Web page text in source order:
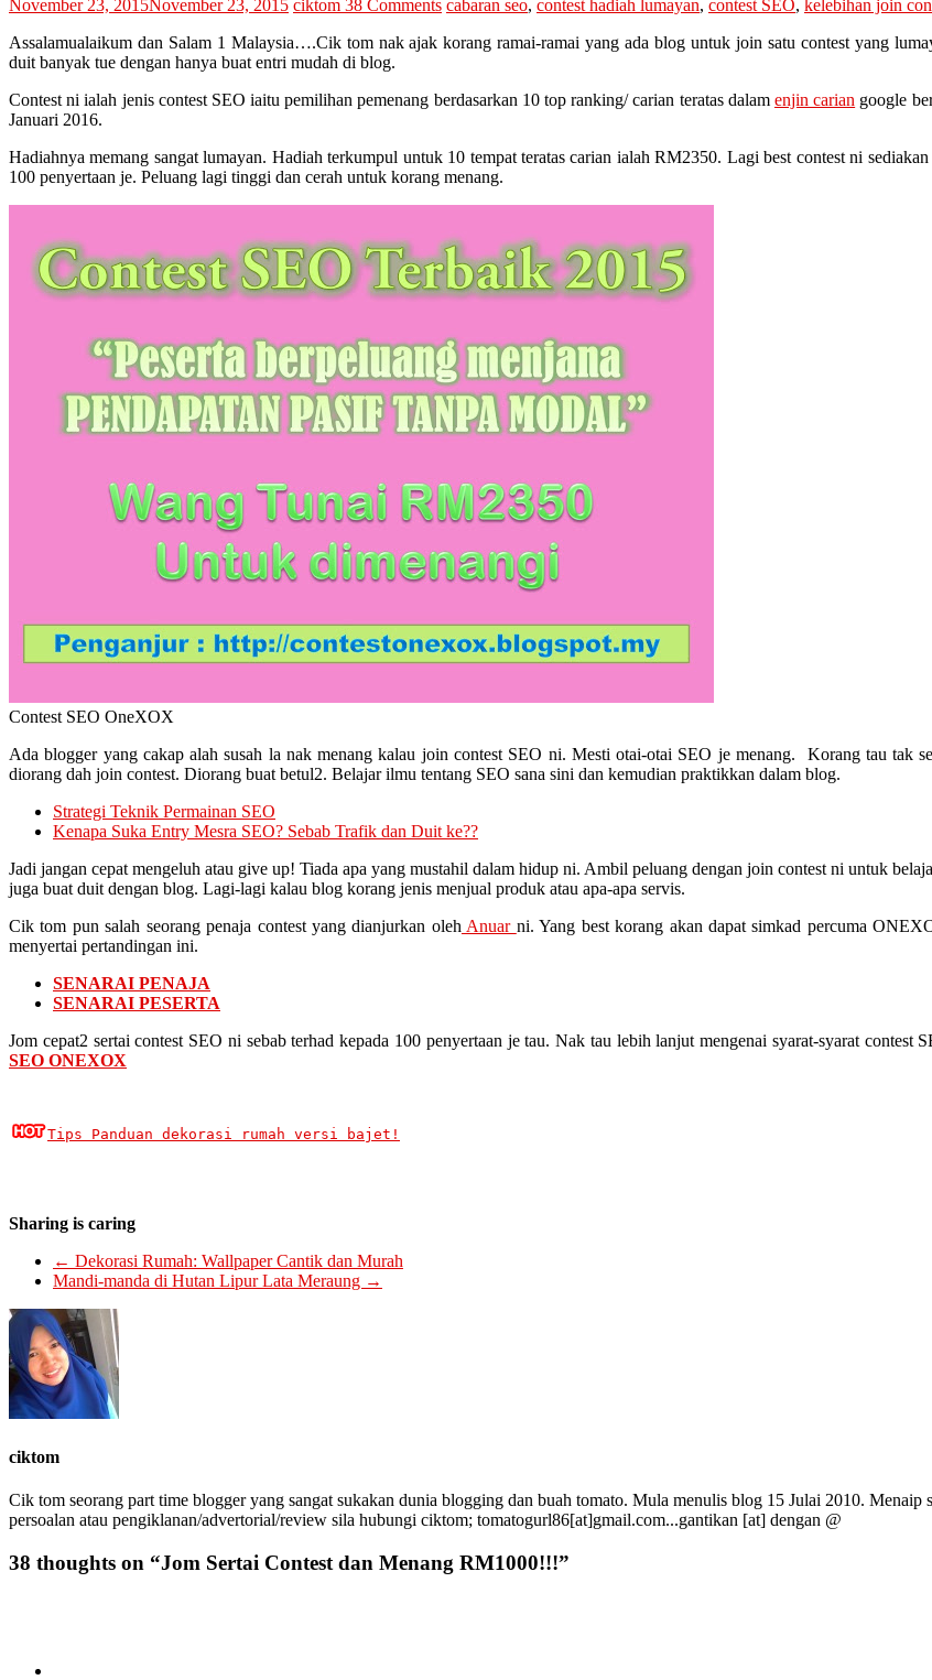
November 23, 2015November 23, 2015 ciktom 38 Comments cabaran seo, contest hadiah lumayan, contest SEO, kelebihan join
Assalamualaikum dan Salam 1 Malaysia….Cik tom nak ajak korang ramai-ramai yang ada blog untuk join satu contest yang
duit banyak tue dengan hanya buat entri mudah di blog.
Contest ni ialah jenis contest SEO iaitu pemilihan pemenang berdasarkan 10 top ranking/ carian teratas dalam enjin carian google
Januari 2016.
Hadiahnya memang sangat lumayan. Hadiah terkumpul untuk 10 tempat teratas carian ialah RM2350. Lagi best contest ni
100 penyertaan je. Peluang lagi tinggi dan cerah untuk korang menang.
Contest SEO OneXOX
Ada blogger yang cakap alah susah la nak menang kalau join contest SEO ni. Mesti otai-otai SEO je menang. Korang tau tak
diorang dah join contest. Diorang buat betul2. Belajar ilmu tentang SEO sana sini dan kemudian praktikkan dalam blog.
Strategi Teknik Permainan SEO
Kenapa Suka Entry Mesra SEO? Sebab Trafik dan Duit ke??
Jadi jangan cepat mengeluh atau give up! Tiada apa yang mustahil dalam hidup ni. Ambil peluang dengan join contest ni untuk
juga buat duit dengan blog. Lagi-lagi kalau blog korang jenis menjual produk atau apa-apa servis.
Cik tom pun salah seorang penaja contest yang dianjurkan oleh Anuar ni. Yang best korang akan dapat simkad percuma
menyertai pertandingan ini.
SENARAI PENAJA
SENARAI PESERTA
Jom cepat2 sertai contest SEO ni sebab terhad kepada 100 penyertaan je tau. Nak tau lebih lanjut mengenai syarat-syarat
SEO ONEXOX
Tips Panduan dekorasi rumah versi bajet!
Sharing is caring
← Dekorasi Rumah: Wallpaper Cantik dan Murah
Mandi-manda di Hutan Lipur Lata Meraung →
ciktom
Cik tom seorang part time blogger yang sangat sukakan dunia blogging dan buah tomato. Mula menulis blog 15 Julai 2010.
persoalan atau pengiklanan/advertorial/review sila hubungi ciktom; tomatogurl86[at]gmail.com...gantikan [at] dengan @
38 thoughts on “Jom Sertai Contest dan Menang RM1000!!!”